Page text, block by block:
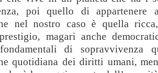
poi quello di appartenere
nel nostro caso è quella
magari anche
di sopravvivenza
quotidiana dei diritti umani,